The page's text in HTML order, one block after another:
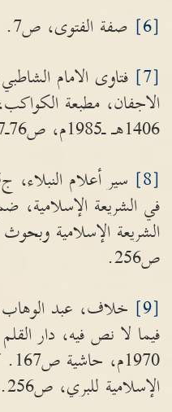
[6]
صفة الفتوى، ص7.
[7]
فتاوى الامام
الاجفان، مطبعة
1406هـ ـ1985م، ص76ـ77.
[8]
في الشريعة الإسلامية،
الشريعة الإسلامية
ص256.
[9]
خلاف، عبد
فيما لا نص فيه، دار
الإسلامية للبري، ص256.